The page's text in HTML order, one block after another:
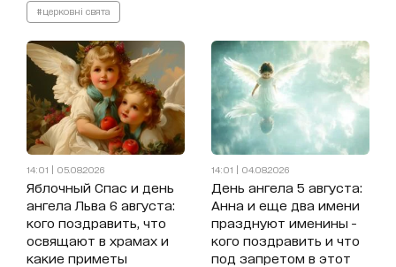
#церковні свята
14:01 | 05.08.2026
Яблочный Спас и день
ангела Льва 6 августа:
кого поздравить, что
освящают в храмах и
какие приметы
14:01 | 04.08.2026
День ангела 5 августа:
Анна и еще два имени
празднуют именины -
кого поздравить и что
под запретом в этот